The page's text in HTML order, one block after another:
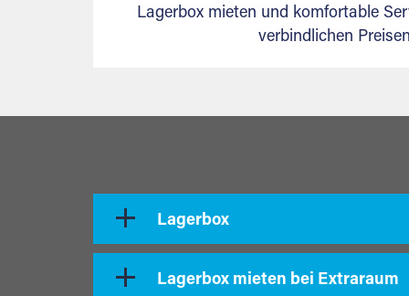
Lagerbox mieten und komfortable
verbindlichen
Lagerbox
Lagerbox mieten bei Extraraum